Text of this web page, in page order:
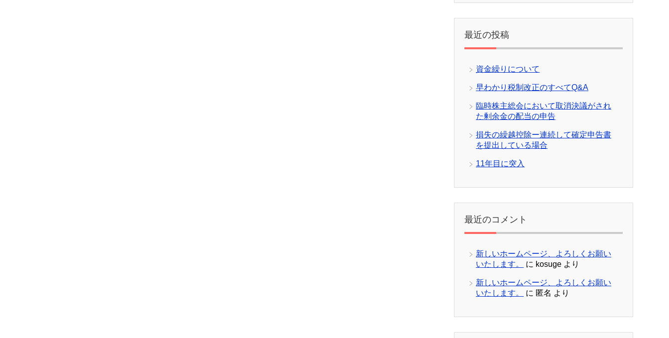
最近の投稿
資金繰りについて
早わかり税制改正のすべてQ&A
臨時株主総会において取消決議がされ
た剰余金の配当の申告
損失の繰越控除ー連続して確定申告書
を提出している場合
11年目に突入
最近のコメント
新しいホームページ、よろしくお願い
いたします。
に kosuge より
新しいホームページ、よろしくお願い
いたします。
に 匿名 より